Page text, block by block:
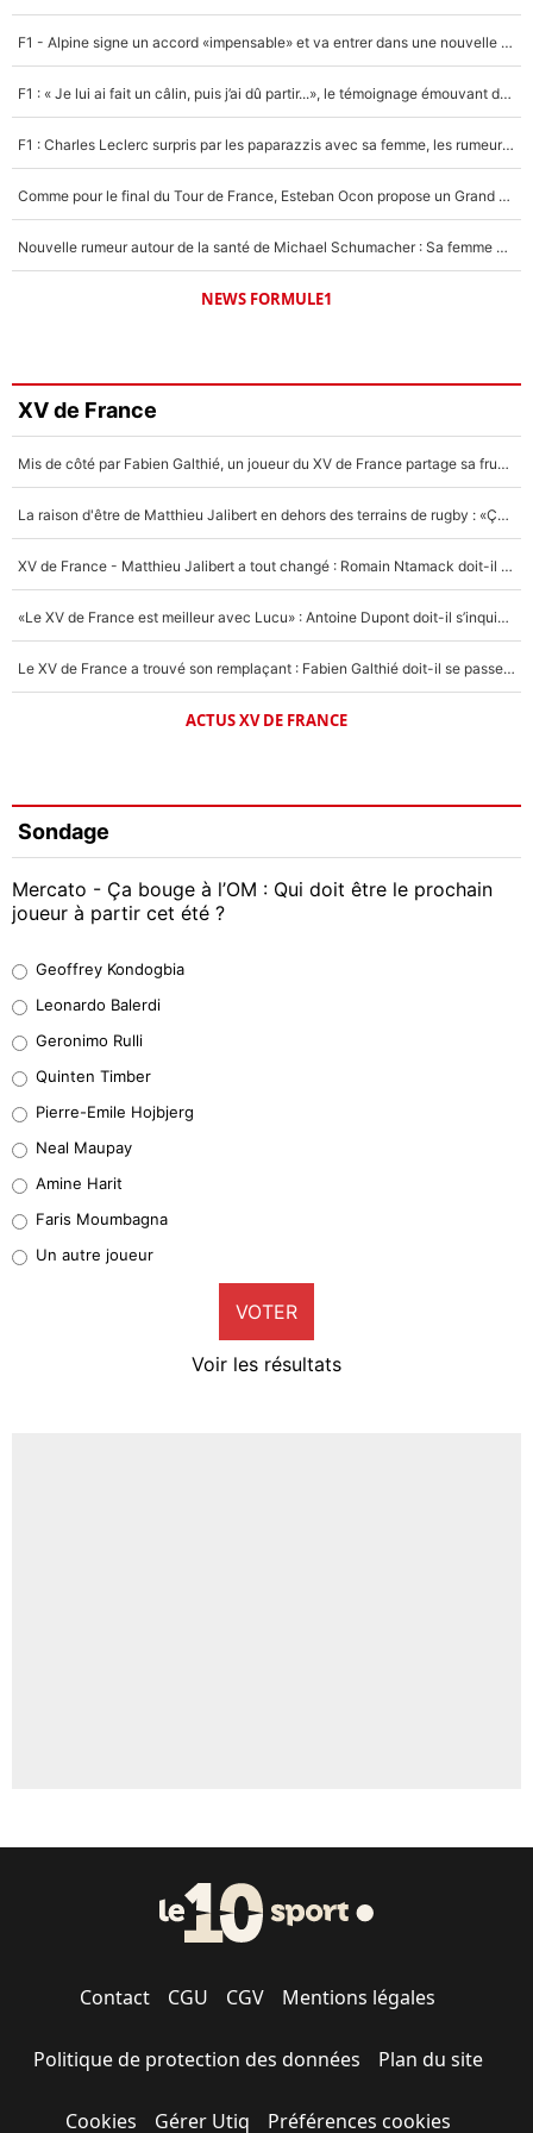
F1 - Alpine signe un accord «impensable» et va entrer dans une nouvelle dimension : Grande nouvelle pour Pierre Gasly !
F1 : « Je lui ai fait un câlin, puis j’ai dû partir...», le témoignage émouvant de Max Verstappen sur sa fille
F1 : Charles Leclerc surpris par les paparazzis avec sa femme, les rumeurs étaient vraies !
Comme pour le final du Tour de France, Esteban Ocon propose un Grand Prix de Formule 1 à Paris : «Autour de l’Arc de Triomphe, ce serait génial» !
Nouvelle rumeur autour de la santé de Michael Schumacher : Sa femme Corinna sort du silence
NEWS FORMULE1
XV de France
Mis de côté par Fabien Galthié, un joueur du XV de France partage sa frustration : «ils ne me l’ont pas dit tout de suite»
La raison d'être de Matthieu Jalibert en dehors des terrains de rugby : «Ça m'atteint autant que si tu touches à un membre de ma famille»
XV de France - Matthieu Jalibert a tout changé : Romain Ntamack doit-il s’inquiéter pour sa place à un an de la Coupe du monde ?
«Le XV de France est meilleur avec Lucu» : Antoine Dupont doit-il s’inquiéter pour sa place ?
Le XV de France a trouvé son remplaçant : Fabien Galthié doit-il se passer d'Antoine Dupont ?
ACTUS XV DE FRANCE
Sondage
Mercato - Ça bouge à l’OM : Qui doit être le prochain
joueur à partir cet été ?
38%
32%
5%
1%
9%
Geoffrey Kondogbia
Leonardo Balerdi
Geronimo Rulli
Quinten Timber
Pierre-Emile Hojbjerg
Neal Maupay
Amine Harit
Faris Moumbagna
Un autre joueur
VOTER
Voir les résultats
Contact CGU CGV Mentions légales
Politique de protection des données Plan du site
Cookies Gérer Utiq Préférences cookies